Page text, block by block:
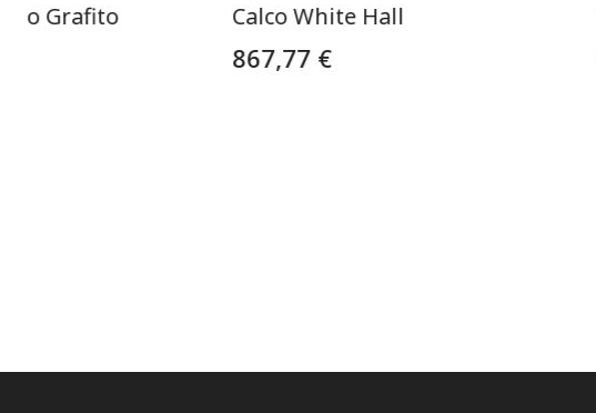
Grafito
Calco White Hall
867,77 €